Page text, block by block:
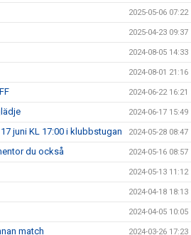
2025-05-06 07:22
2025-04-23 09:37
2024-08-05 14:33
2024-08-01 21:16
2024-06-22 16:21
2024-06-17 15:49
juni KL 17:00 i klubbstugan 2024-05-28 08:47
du också 2024-05-16 08:57
2024-05-13 11:12
2024-04-18 18:13
2024-04-05 10:05
match 2024-03-26 17:23